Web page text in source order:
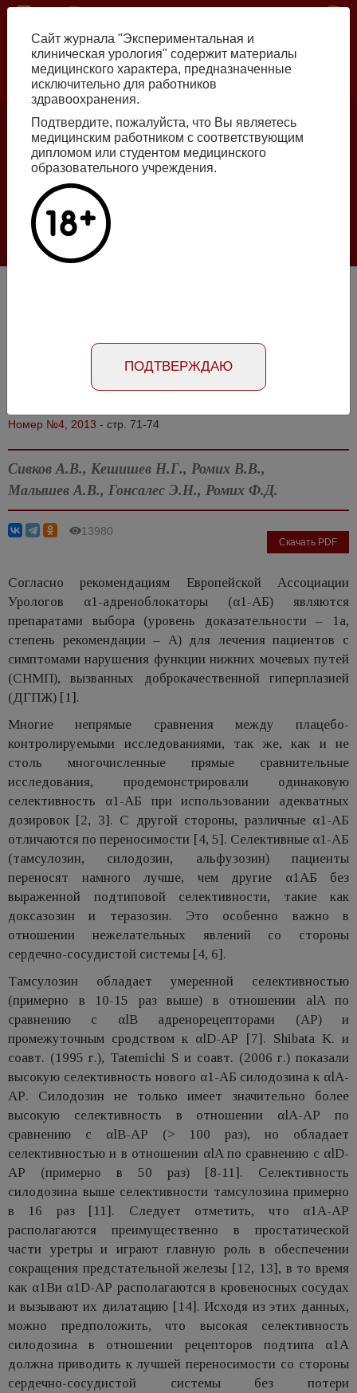
Перейти
основному
содержанию
Номер №2, 2026
Галлюцинации больших языковых моделей
в клинической урологии
путей, обусловленными ДГПЖ
Номер №4, 2013 - стр. 71-74
Абстракт на русском языке
Сивков А.В., Кешишев Н.Г., Ромих В.В.,
Малышев А.В., Гонсалес Э.Н., Ромих Ф.Д.
13980
Скачать PDF
Согласно рекомендациям Европейской Ассоциации
Урологов α1-адреноблокаторы (α1-АБ) являются
препаратами выбора (уровень доказательности – 1а,
степень рекомендации – А) для лечения пациентов с
симптомами нарушения функции нижних мочевых путей
(СНМП), вызванных доброкачественной гиперплазией
(ДГПЖ) [1].
Многие непрямые сравнения между плацебо-
контролируемыми исследованиями, так же, как и не
столь многочисленные прямые сравнительные
исследования, продемонстрировали одинаковую
селективность α1-АБ при использовании адекватных
дозировок [2, 3]. С другой стороны, различные α1-АБ
отличаются по переносимости [4, 5]. Селективные α1-АБ
(тамсулозин, силодозин, альфузозин) пациенты
переносят намного лучше, чем другие α1АБ без
выраженной подтиповой селективности, такие как
доксазозин и теразозин. Это особенно важно в
отношении нежелательных явлений со стороны
сердечно-сосудистой системы [4, 6].
Тамсулозин обладает умеренной селективностью
(примерно в 10-15 раз выше) в отношении alA по
сравнению с αlB адренорецепторами (АР) и
промежуточным сродством к αlD-АР [7]. Shibata K. и
соавт. (1995 г.), Tatemichi S и соавт. (2006 г.) показали
высокую селективность нового α1-АБ силодозина к αlA-
АР. Силодозин не только имеет значительно более
высокую селективность в отношении αlA-АР по
сравнению с αlB-АР (> 100 раз), но обладает
селективностью и в отношении αlA по сравнению с αlD-
АР (примерно в 50 раз) [8-11]. Селективность
силодозина выше селективности тамсулозина примерно
в 16 раз [11]. Следует отметить, что α1A-АР
располагаются преимущественно в простатической
части уретры и играют главную роль в обеспечении
сокращения предстательной железы [12, 13], в то время
как α1Bи α1D-АР располагаются в кровеносных сосудах
и вызывают их дилатацию [14]. Исходя из этих данных,
можно предположить, что высокая селективность
силодозина в отношении рецепторов подтипа α1A
должна приводить к лучшей переносимости со стороны
сердечно-сосудистой системы без потери
Сайт журнала "Экспериментальная и
клиническая урология" содержит материалы
медицинского характера, предназначенные
исключительно для работников
здравоохранения.
Подтвердите, пожалуйста, что Вы являетесь
медицинским работником с соответствующим
дипломом или студентом медицинского
образовательного учреждения.
ПОДТВЕРЖДАЮ